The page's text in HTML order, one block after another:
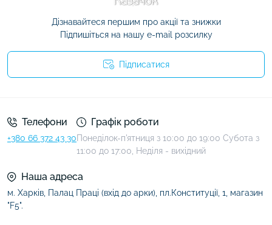
Дізнавайтеся першим про акції та знижки
Підпишіться на нашу e-mail розсилку
Підписатися
Телефони
+380 66 372 43 30
Графік роботи
Понеділок-п'ятниця з 10:00 до 19:00 Субота з
11:00 до 17:00, Неділя - вихідний
Наша адреса
м. Харків, Палац Праці (вхід до арки), пл.Конституції, 1, магазин
"F5".